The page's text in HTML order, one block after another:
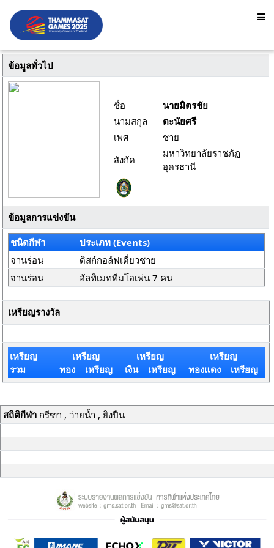
ข้อมูลทั่วไป
ชื่อ
นายมิตรชัย
นามสกุล
ตะนัยศรี
เพศ
ชาย
สังกัด
มหาวิทยาลัยราชภัฏ
อุดรธานี
ข้อมูลการแข่งขัน
ชนิดกีฬา
ประเภท (Events)
จานร่อน
ดิสก์กอล์ฟเดี่ยวชาย
จานร่อน
อัลทิเมททีมโอเพ่น 7 คน
เหรียญรางวัล
เหรียญ
รวม
เหรียญ
ทอง เหรียญ
เหรียญ
เงิน เหรียญ
เหรียญ
ทองแดง เหรียญ
สถิติกีฬากรีฑา , ว่ายน้ำ , ยิงปืน